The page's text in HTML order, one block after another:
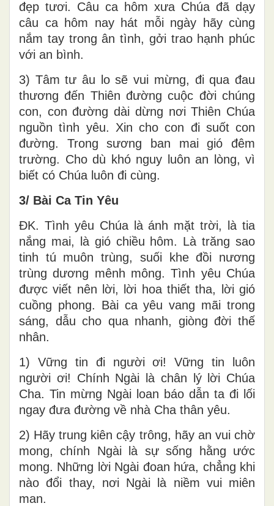
đẹp tươi. Câu ca hôm xưa Chúa đã dạy
câu ca hôm nay hát mỗi ngày hãy cùng
nắm tay trong ân tình, gởi trao hạnh phúc
với an bình.
3) Tâm tư âu lo sẽ vui mừng, đi qua đau
thương đến Thiên đường cuộc đời chúng
con, con đường dài dừng nơi Thiên Chúa
nguồn tình yêu. Xin cho con đi suốt con
đường. Trong sương ban mai gió đêm
trường. Cho dù khó nguy luôn an lòng, vì
biết có Chúa luôn đi cùng.
3/ Bài Ca Tin Yêu
ĐK. Tình yêu Chúa là ánh mặt trời, là tia
nắng mai, là gió chiều hôm. Là trăng sao
tinh tú muôn trùng, suối khe đồi nương
trùng dương mênh mông. Tình yêu Chúa
được viết nên lời, lời hoa thiết tha, lời gió
cuồng phong. Bài ca yêu vang mãi trong
sáng, dẫu cho qua nhanh, giòng đời thế
nhân.
1) Vững tin đi người ơi! Vững tin luôn
người ơi! Chính Ngài là chân lý lời Chúa
Cha. Tin mừng Ngài loan báo dẫn ta đi lối
ngay đưa đường về nhà Cha thân yêu.
2) Hãy trung kiên cậy trông, hãy an vui chờ
mong, chính Ngài là sự sống hằng ước
mong. Những lời Ngài đoan hứa, chẳng khi
nào đổi thay, nơi Ngài là niềm vui miên
man.